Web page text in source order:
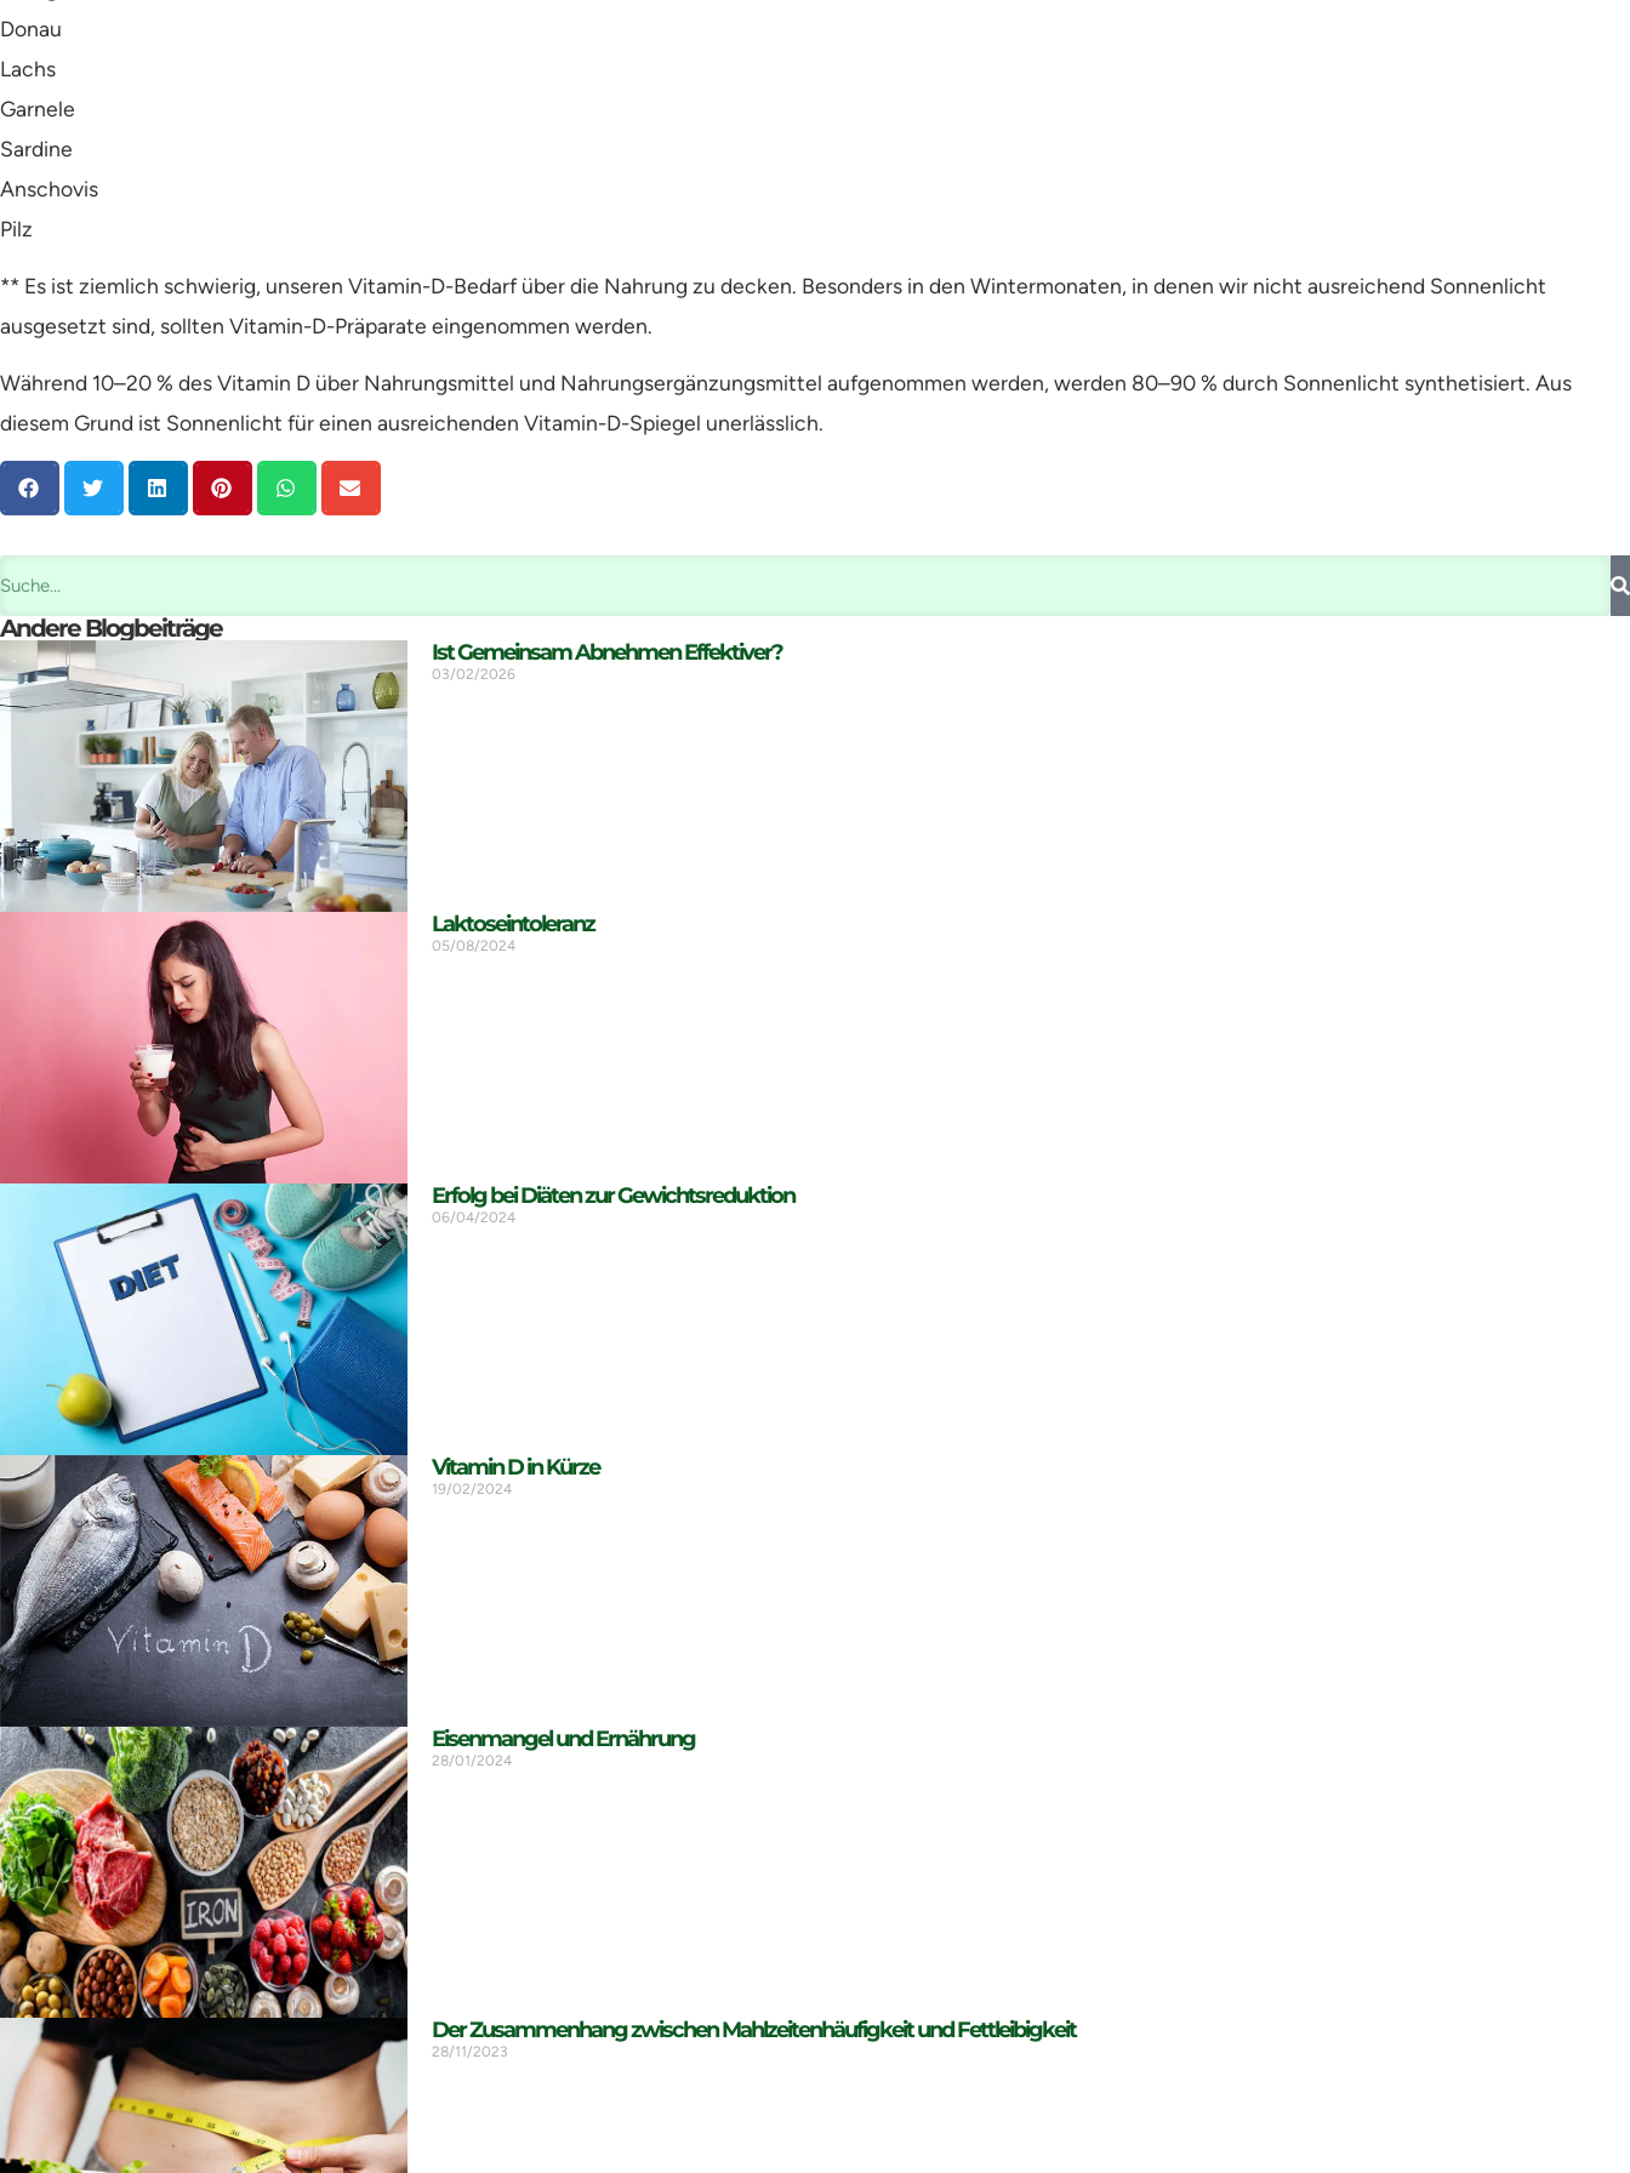
Donau
Lachs
Garnele
Sardine
Anschovis
Pilz
** Es ist ziemlich schwierig, unseren Vitamin-D-Bedarf über die Nahrung zu decken. Besonders in den Wintermonaten, in denen wir nicht ausreichend Sonnenlicht
ausgesetzt sind, sollten Vitamin-D-Präparate eingenommen werden.
Während 10–20 % des Vitamin D über Nahrungsmittel und Nahrungsergänzungsmittel aufgenommen werden, werden 80–90 % durch Sonnenlicht synthetisiert. Aus
diesem Grund ist Sonnenlicht für einen ausreichenden Vitamin-D-Spiegel unerlässlich.
Andere Blogbeiträge
Ist Gemeinsam Abnehmen Effektiver?
03/02/2026
Laktoseintoleranz
05/08/2024
Erfolg bei Diäten zur Gewichtsreduktion
06/04/2024
Vitamin D in Kürze
19/02/2024
Eisenmangel und Ernährung
28/01/2024
Der Zusammenhang zwischen Mahlzeitenhäufigkeit und Fettleibigkeit
28/11/2023